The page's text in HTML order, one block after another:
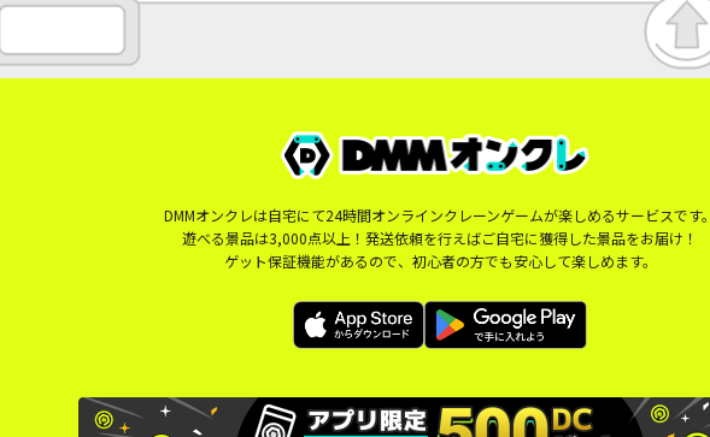
DMMオンクレは自宅にて24時間オンラインクレーンゲームが楽しめるサービスです
遊べる景品は3,000点以上！発送依頼を行えばご自宅に獲得した景品をお届け！
ゲット保証機能があるので、初心者の方でも安心して楽しめます。